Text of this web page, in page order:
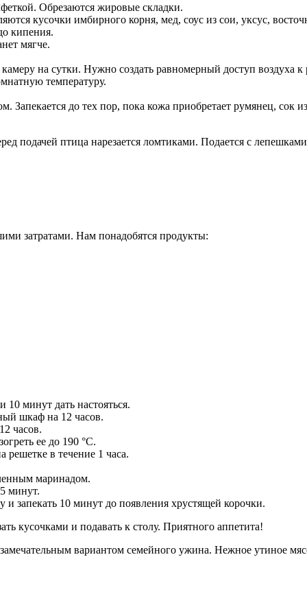
Обрезаются жировые складки.
кусочки имбирного корня, мед, соус из сои, уксус,
кипения.
мягче.
на сутки. Нужно создать равномерный доступ воздуха
температуру.
Запекается до тех пор, пока кожа приобретает румянец,
подачей птица нарезается ломтиками. Подается с
затратами. Нам понадобятся продукты:
минут дать настояться.
шкаф на 12 часов.
часов.
ее до 190 °C.
решетке в течение 1 часа.
маринадом.
минут.
запекать 10 минут до появления хрустящей корочки.
кусочками и подавать к столу. Приятного аппетита!
вариантом семейного ужина. Нежное утиное